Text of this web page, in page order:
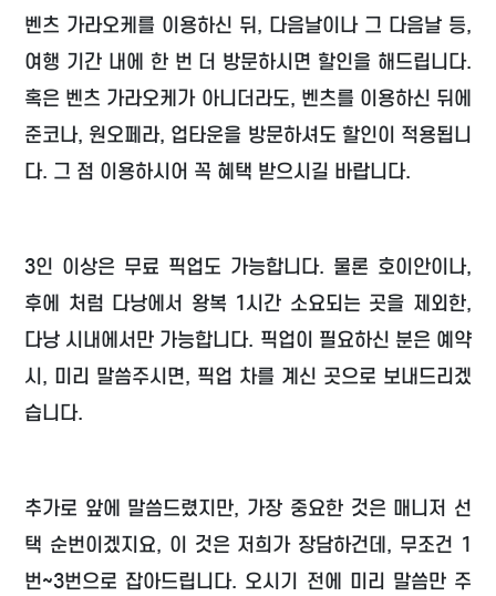
벤츠 가라오케를 이용하신 뒤, 다음날이나 그 다음날 등,
여행 기간 내에 한 번 더 방문하시면 할인을 해드립니다.
혹은 벤츠 가라오케가 아니더라도, 벤츠를 이용하신 뒤에
준코나, 원오페라, 업타운을 방문하셔도 할인이 적용됩니
다. 그 점 이용하시어 꼭 혜택 받으시길 바랍니다.
3인 이상은 무료 픽업도 가능합니다. 물론 호이안이나,
후에 처럼 다낭에서 왕복 1시간 소요되는 곳을 제외한,
다낭 시내에서만 가능합니다. 픽업이 필요하신 분은 예약
시, 미리 말씀주시면, 픽업 차를 계신 곳으로 보내드리겠
습니다.
추가로 앞에 말씀드렸지만, 가장 중요한 것은 매니저 선
택 순번이겠지요, 이 것은 저희가 장담하건데, 무조건 1
번~3번으로 잡아드립니다. 오시기 전에 미리 말씀만 주